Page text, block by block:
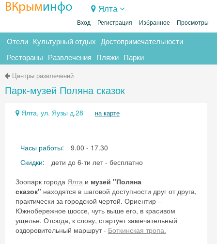
ВКрыминфо Ялта
Вход Регистрация Избранное Просмотры
Отели Культурный отдых Достопримечательности
Рестораны Развлечения Пляжи Парки
Центры развлечений
Парк-музей Поляна сказок
Ялта, ул. Яузы д.28 на карте
Часы работы:
9.00 - 17.30
Скидки:
дети до 6-ти лет - бесплатно
Зоопарк города Ялта и музей "Поляна
сказок" находятся в шаговой доступности друг от друга,
практически за городской чертой. Ориентир –
Южнобережное шоссе, чуть выше его, в красивом
ущелье. Отсюда, к слову, стартует замечательный
оздоровительный маршрут - Боткинская тропа.